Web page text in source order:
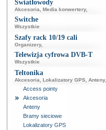
Światłowody
Akcesoria Media konwertery,
Switche
Wszystkie
Szafy rack 10/19 cali
Organizery,
Telewizja cyfrowa DVB-T
Wszystkie
Teltonika
Akcesoria Lokalizatory GPS Anteny,
Access pointy
Akcesoria
Anteny
Bramy sieciowe
Lokalizatory GPS